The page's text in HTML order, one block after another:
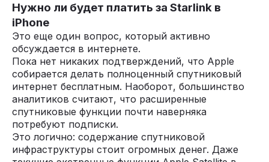
Нужно ли будет платить за Starlink в
iPhone
Это еще один вопрос, который активно
обсуждается в интернете.
Пока нет никаких подтверждений, что Apple
собирается делать полноценный спутниковый
интернет бесплатным. Наоборот, большинство
аналитиков считают, что расширенные
спутниковые функции почти наверняка
потребуют подписки.
Это логично: содержание спутниковой
инфраструктуры стоит огромных денег. Даже